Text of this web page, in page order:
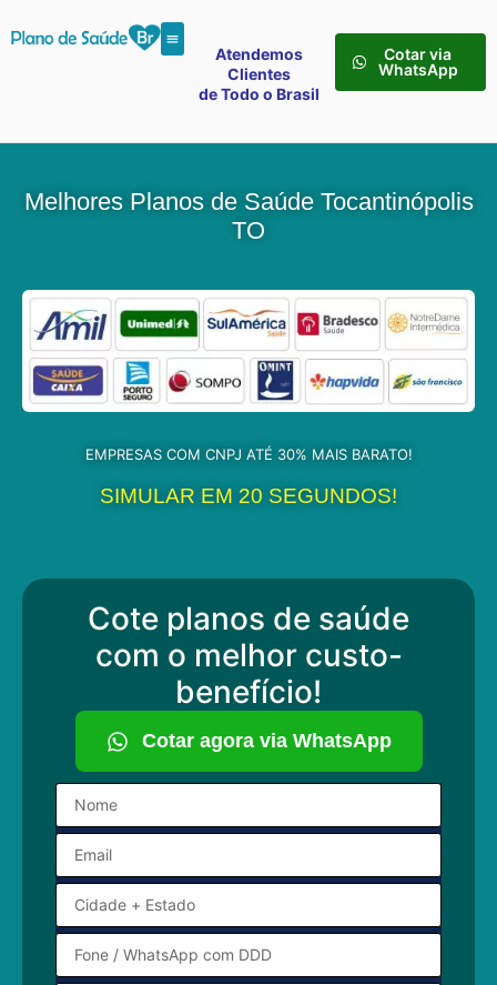
Atendemos
Clientes
de Todo o Brasil
Cotar via
WhatsApp
Melhores Planos de Saúde Tocantinópolis
TO
EMPRESAS COM CNPJ ATÉ 30% MAIS BARATO!
SIMULAR EM 20 SEGUNDOS!
Cote planos de saúde
com o melhor custo-
benefício!
Cotar agora via WhatsApp